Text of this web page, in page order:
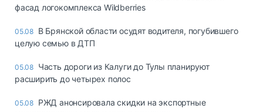
фасад логокомплекса Wildberries
05.08 В Брянской области осудят водителя, погубившего
целую семью в ДТП
05.08 Часть дороги из Калуги до Тулы планируют
расширить до четырех полос
05.08 РЖД анонсировала скидки на экспортные